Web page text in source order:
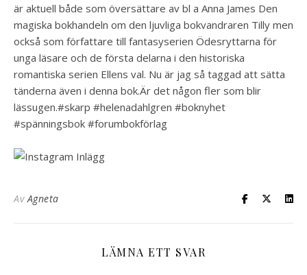
är aktuell både som översättare av bl a Anna James Den
magiska bokhandeln om den ljuvliga bokvandraren Tilly men
också som författare till fantasyserien Ödesryttarna för
unga läsare och de första delarna i den historiska
romantiska serien Ellens val. Nu är jag så taggad att sätta
tänderna även i denna bok.Är det någon fler som blir
lässugen.#skarp #helenadahlgren #boknyhet
#spänningsbok #forumbokförlag
AvAgneta
LÄMNA ETT SVAR